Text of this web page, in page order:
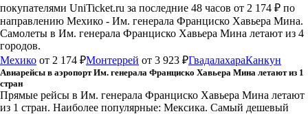
покупателями UniTicket.ru за последние 48 часов от 2 174 ₽ по
направлению Мехико - Им. генерала Франциско Хавьера Мина.
Самолеты в Им. генерала Франциско Хавьера Мина летают из 4
городов.
Мехико от 2 174 ₽Монтеррей от 3 923 ₽ГвадалахараКанкун
Авиарейсы в аэропорт Им. генерала Франциско Хавьера Мина летают из 1
стран
Прямые рейсы в Им. генерала Франциско Хавьера Мина летают
из 1 стран. Наиболее популярные: Мексика. Самый дешевый